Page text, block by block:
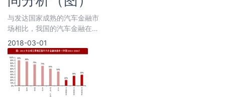
与发达国家成熟的汽车金融市
场相比，我国的汽车金融在整
个汽车产业链中所占份额较
小，还有较大的上升空间。根
据《中国汽
2018-03-01